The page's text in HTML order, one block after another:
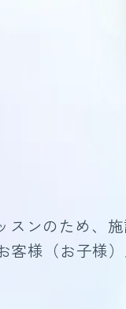
スンのため、
客様（お子様